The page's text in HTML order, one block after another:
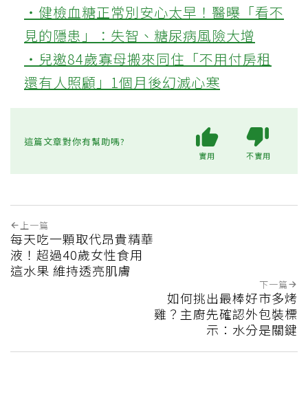
‧健檢血糖正常別安心太早！醫曝「看不
見的隱患」：失智、糖尿病風險大增
‧兒邀84歲寡母搬來同住「不用付房租
還有人照顧」1個月後幻滅心寒
這篇文章對你有幫助嗎?
實用 不實用
上一篇
每天吃一顆取代昂貴精華
液！超過40歲女性食用
這水果 維持透亮肌膚
下一篇
如何挑出最棒好市多烤
雞？主廚先確認外包裝標
示：水分是關鍵